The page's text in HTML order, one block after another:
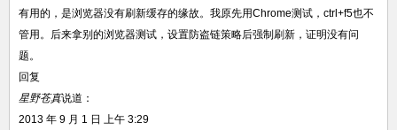
有用的，是浏览器没有刷新缓存的缘故。我原先用Chrome测试，ctrl+f5也不
管用。后来拿别的浏览器测试，设置防盗链策略后强制刷新，证明没有问
题。
回复
星野苍真说道：
2013 年 9 月 1 日 上午 3:29